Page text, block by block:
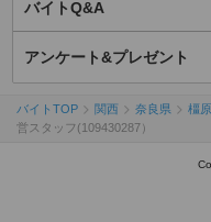
バイトQ&A
アンケート&プレゼント
バイトTOP 関西 奈良県 橿
営スタッフ(109430287）